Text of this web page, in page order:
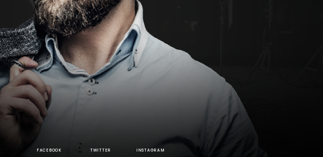
FACEBOOK TWITTER INSTAGRAM